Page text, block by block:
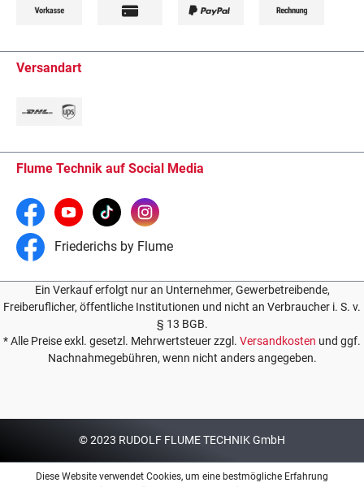
Versandart
Flume Technik auf Social Media
Friederichs by Flume
Ein Verkauf erfolgt nur an Unternehmer, Gewerbetreibende,
Freiberuflicher, öffentliche Institutionen und nicht an Verbraucher i. S. v.
§ 13 BGB.
* Alle Preise exkl. gesetzl. Mehrwertsteuer zzgl. Versandkosten und ggf.
Nachnahmegebühren, wenn nicht anders angegeben.
© 2023 RUDOLF FLUME TECHNIK GmbH
Diese Website verwendet Cookies, um eine bestmögliche Erfahrung